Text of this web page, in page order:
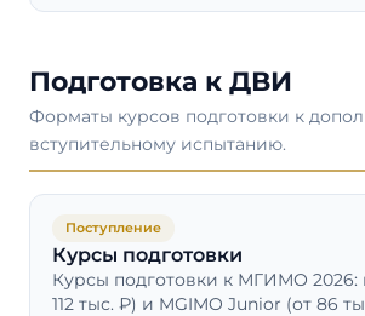
Подготовка к ДВИ
Форматы курсов подготовки к
вступительному испытанию.
Поступление
Курсы подготовки
Курсы подготовки к МГИМО
112 тыс. ₽) и MGIMO Junior (от 86